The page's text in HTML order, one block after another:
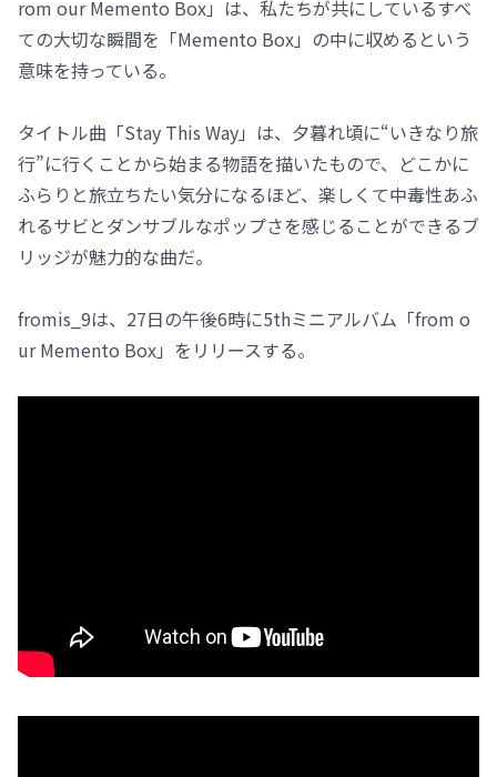
rom our Memento Box」は、私たちが共にしているすべ
ての大切な瞬間を「Memento Box」の中に収めるという
意味を持っている。
タイトル曲「Stay This Way」は、夕暮れ頃に“いきなり旅
行”に行くことから始まる物語を描いたもので、どこかに
ふらりと旅立ちたい気分になるほど、楽しくて中毒性あふ
れるサビとダンサブルなポップさを感じることができるブ
リッジが魅力的な曲だ。
fromis_9は、27日の午後6時に5thミニアルバム「from o
ur Memento Box」をリリースする。